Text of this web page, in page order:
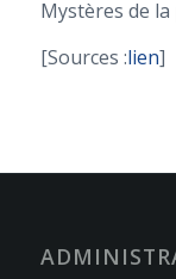
Mystères de
[Sources :lien]